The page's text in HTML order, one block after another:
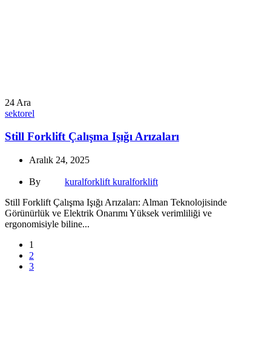
24 Ara
sektorel
Still Forklift Çalışma Işığı Arızaları
Aralık 24, 2025
By
kuralforklift kuralforklift
Still Forklift Çalışma Işığı Arızaları: Alman Teknolojisinde
Görünürlük ve Elektrik Onarımı Yüksek verimliliği ve
ergonomisiyle biline...
1
2
3